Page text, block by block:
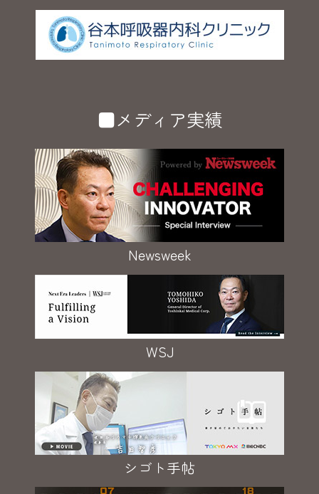
■メディア実績
Newsweek
WSJ
シゴト手帖